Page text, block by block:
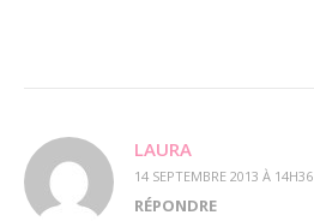
LAURA
14 SEPTEMBRE 2013 À 14H36
RÉPONDRE